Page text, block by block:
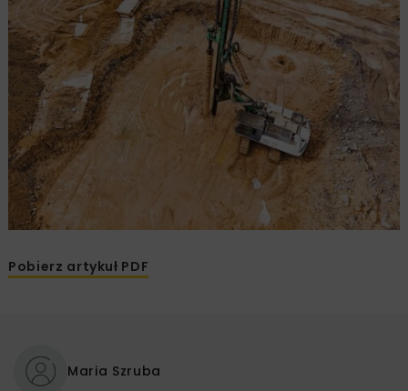
Pobierz artykuł PDF
Maria Szruba